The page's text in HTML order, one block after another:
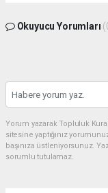
Okuyucu Yorumları
Yorum yazarak Topluluk
sitesine yaptığınız
başınıza üstleniyorsunuz.
sorumlu tutulamaz.